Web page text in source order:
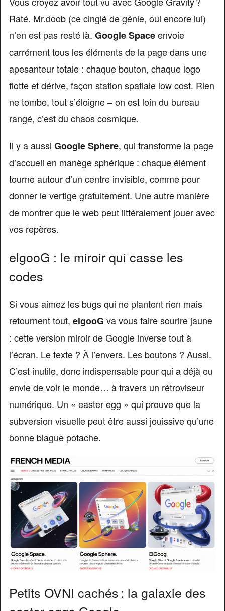
Raté. Mr.doob (ce cinglé de génie, oui encore lui)
n’en est pas resté là. Google Spaceenvoie
carrément tous les éléments de la page dans une
apesanteur totale : chaque bouton, chaque logo
flotte et dérive, façon station spatiale low cost. Rien
ne tombe, tout s’éloigne – on est loin du bureau
rangé, c’est du chaos cosmique.
Il y a aussi Google Sphere, qui transforme la page
d’accueil en manège sphérique : chaque élément
tourne autour d’un centre invisible, comme pour
donner le vertige gratuitement. Une autre manière
de montrer que le web peut littéralement jouer avec
vos repères.
elgooG : le miroir qui casse les
codes
Si vous aimez les bugs qui ne plantent rien mais
retournent tout, elgooG va vous faire sourire jaune
: cette version miroir de Google inverse tout à
l’écran. Le texte ? À l’envers. Les boutons ? Aussi.
C’est inutile, donc indispensable pour qui a déjà eu
envie de voir le monde… à travers un rétroviseur
numérique. Un « easter egg » qui prouve que la
subversion visuelle peut être aussi jouissive qu’une
bonne blague potache.
Petits OVNI cachés : la galaxie des